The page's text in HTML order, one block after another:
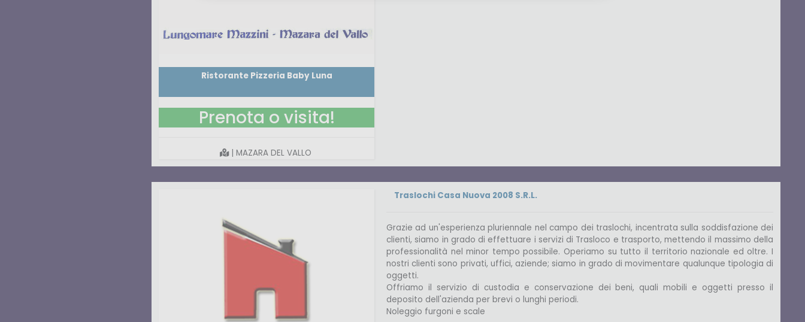
Ristorante Pizzeria Baby Luna
Prenota o visita!
| MAZARA DEL VALLO
Traslochi Casa Nuova 2008 S.R.L.
Grazie ad un'esperienza pluriennale nel campo dei traslochi, incentrata sulla soddisfazione dei
clienti, siamo in grado di effettuare i servizi di Trasloco e trasporto, mettendo il massimo della
professionalità nel minor tempo possibile. Operiamo su tutto il territorio nazionale ed oltre. I
nostri clienti sono privati, uffici, aziende; siamo in grado di movimentare qualunque tipologia di
oggetti.
Offriamo il servizio di custodia e conservazione dei beni, quali mobili e oggetti presso il
deposito dell'azienda per brevi o lunghi periodi.
Noleggio furgoni e scale